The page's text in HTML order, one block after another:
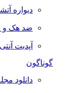
دیواره
ضد هک و
آپدیت
گوناگون
دانلود